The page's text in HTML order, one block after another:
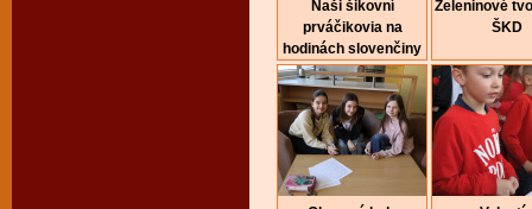
Naši šikovní
prváčikovia na
hodinách slovenčiny
Zeleninové
ŠKD